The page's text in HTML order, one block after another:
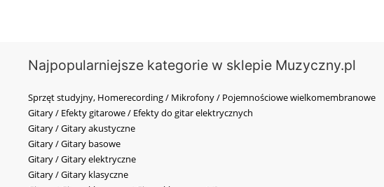
Najpopularniejsze kategorie w sklepie Muzyczny.pl
Sprzęt studyjny, Homerecording / Mikrofony / Pojemnościowe wielkomembranowe
Gitary / Efekty gitarowe / Efekty do gitar elektrycznych
Gitary / Gitary akustyczne
Gitary / Gitary basowe
Gitary / Gitary elektryczne
Gitary / Gitary klasyczne